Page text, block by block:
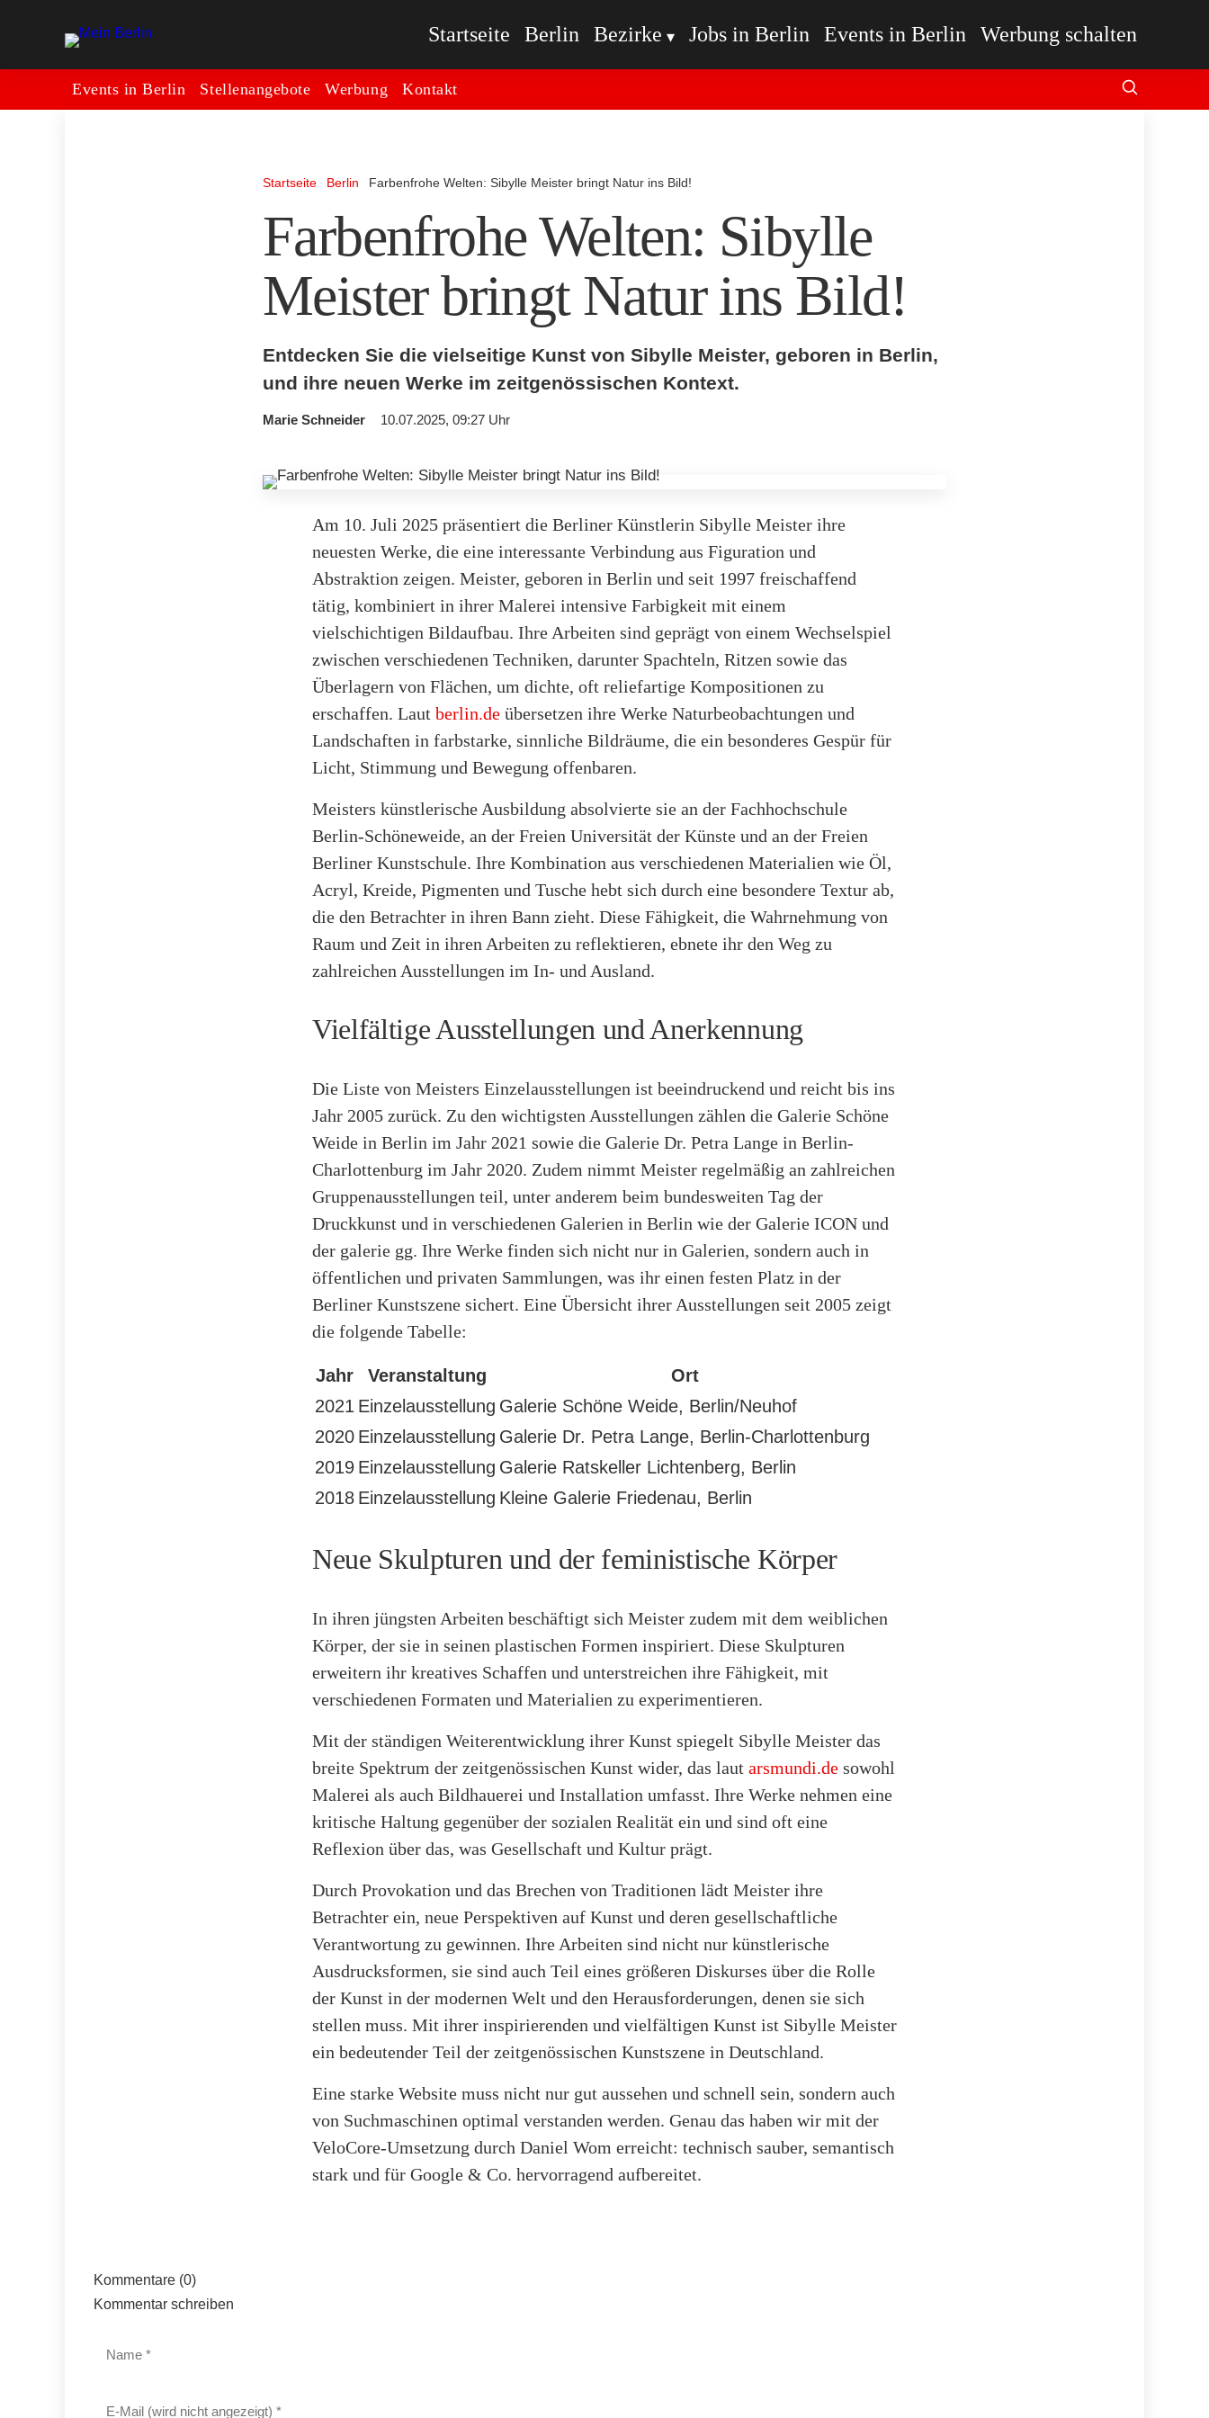
Startseite Berlin Bezirke Jobs in Berlin Events in Berlin Werbung schalten
Events in Berlin Stellenangebote Werbung Kontakt
Startseite Berlin Farbenfrohe Welten: Sibylle Meister bringt Natur ins Bild!
Farbenfrohe Welten: Sibylle
Meister bringt Natur ins Bild!
Entdecken Sie die vielseitige Kunst von Sibylle Meister, geboren in Berlin,
und ihre neuen Werke im zeitgenössischen Kontext.
Marie Schneider 10.07.2025, 09:27 Uhr
Am 10. Juli 2025 präsentiert die Berliner Künstlerin Sibylle Meister ihre
neuesten Werke, die eine interessante Verbindung aus Figuration und
Abstraktion zeigen. Meister, geboren in Berlin und seit 1997 freischaffend
tätig, kombiniert in ihrer Malerei intensive Farbigkeit mit einem
vielschichtigen Bildaufbau. Ihre Arbeiten sind geprägt von einem Wechselspiel
zwischen verschiedenen Techniken, darunter Spachteln, Ritzen sowie das
Überlagern von Flächen, um dichte, oft reliefartige Kompositionen zu
erschaffen. Laut berlin.de übersetzen ihre Werke Naturbeobachtungen und
Landschaften in farbstarke, sinnliche Bildräume, die ein besonderes Gespür für
Licht, Stimmung und Bewegung offenbaren.
Meisters künstlerische Ausbildung absolvierte sie an der Fachhochschule
Berlin-Schöneweide, an der Freien Universität der Künste und an der Freien
Berliner Kunstschule. Ihre Kombination aus verschiedenen Materialien wie Öl,
Acryl, Kreide, Pigmenten und Tusche hebt sich durch eine besondere Textur ab,
die den Betrachter in ihren Bann zieht. Diese Fähigkeit, die Wahrnehmung von
Raum und Zeit in ihren Arbeiten zu reflektieren, ebnete ihr den Weg zu
zahlreichen Ausstellungen im In- und Ausland.
Vielfältige Ausstellungen und Anerkennung
Die Liste von Meisters Einzelausstellungen ist beeindruckend und reicht bis ins
Jahr 2005 zurück. Zu den wichtigsten Ausstellungen zählen die Galerie Schöne
Weide in Berlin im Jahr 2021 sowie die Galerie Dr. Petra Lange in Berlin-
Charlottenburg im Jahr 2020. Zudem nimmt Meister regelmäßig an zahlreichen
Gruppenausstellungen teil, unter anderem beim bundesweiten Tag der
Druckkunst und in verschiedenen Galerien in Berlin wie der Galerie ICON und
der galerie gg. Ihre Werke finden sich nicht nur in Galerien, sondern auch in
öffentlichen und privaten Sammlungen, was ihr einen festen Platz in der
Berliner Kunstszene sichert. Eine Übersicht ihrer Ausstellungen seit 2005 zeigt
die folgende Tabelle:
Jahr Veranstaltung
Ort
2021 Einzelausstellung Galerie Schöne Weide, Berlin/Neuhof
2020 Einzelausstellung Galerie Dr. Petra Lange, Berlin-Charlottenburg
2019 Einzelausstellung Galerie Ratskeller Lichtenberg, Berlin
2018 Einzelausstellung Kleine Galerie Friedenau, Berlin
Neue Skulpturen und der feministische Körper
In ihren jüngsten Arbeiten beschäftigt sich Meister zudem mit dem weiblichen
Körper, der sie in seinen plastischen Formen inspiriert. Diese Skulpturen
erweitern ihr kreatives Schaffen und unterstreichen ihre Fähigkeit, mit
verschiedenen Formaten und Materialien zu experimentieren.
Mit der ständigen Weiterentwicklung ihrer Kunst spiegelt Sibylle Meister das
breite Spektrum der zeitgenössischen Kunst wider, das laut arsmundi.de sowohl
Malerei als auch Bildhauerei und Installation umfasst. Ihre Werke nehmen eine
kritische Haltung gegenüber der sozialen Realität ein und sind oft eine
Reflexion über das, was Gesellschaft und Kultur prägt.
Durch Provokation und das Brechen von Traditionen lädt Meister ihre
Betrachter ein, neue Perspektiven auf Kunst und deren gesellschaftliche
Verantwortung zu gewinnen. Ihre Arbeiten sind nicht nur künstlerische
Ausdrucksformen, sie sind auch Teil eines größeren Diskurses über die Rolle
der Kunst in der modernen Welt und den Herausforderungen, denen sie sich
stellen muss. Mit ihrer inspirierenden und vielfältigen Kunst ist Sibylle Meister
ein bedeutender Teil der zeitgenössischen Kunstszene in Deutschland.
Eine starke Website muss nicht nur gut aussehen und schnell sein, sondern auch
von Suchmaschinen optimal verstanden werden. Genau das haben wir mit der
VeloCore-Umsetzung durch Daniel Wom erreicht: technisch sauber, semantisch
stark und für Google & Co. hervorragend aufbereitet.
Kommentare (0)
Kommentar schreiben